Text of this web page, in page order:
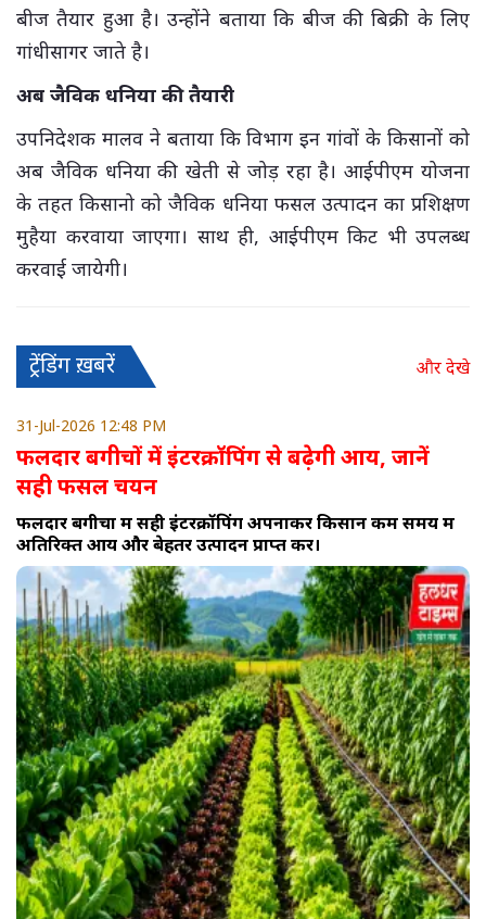
बीज तैयार हुआ है। उन्होंने बताया कि बीज की बिक्री के लिए
गांधीसागर जाते है।
अब जैविक धनिया की तैयारी
उपनिदेशक मालव ने बताया कि विभाग इन गांवों के किसानों को
अब जैविक धनिया की खेती से जोड़ रहा है। आईपीएम योजना
के तहत किसानो को जैविक धनिया फसल उत्पादन का प्रशिक्षण
मुहैया करवाया जाएगा। साथ ही, आईपीएम किट भी उपलब्ध
करवाई जायेगी।
ट्रेंडिंग ख़बरें और देखे
31-Jul-2026 12:48 PM
फलदार बगीचों में इंटरक्रॉपिंग से बढ़ेगी आय, जानें
सही फसल चयन
फलदार बगीचों में सही इंटरक्रॉपिंग अपनाकर किसान कम समय में
अतिरिक्त आय और बेहतर उत्पादन प्राप्त करें।